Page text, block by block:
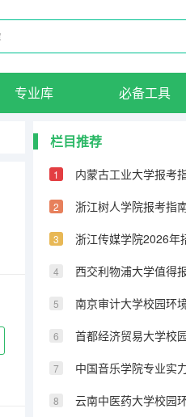
专业库 必备工具
栏目推荐